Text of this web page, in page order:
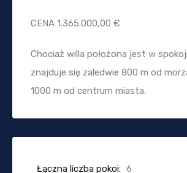
CENA 1.365.000,00 €
Chociaż willa położona jest w
znajduje się zaledwie 800 m od
1000 m od centrum miasta.
Łączna liczba pokoi: 6